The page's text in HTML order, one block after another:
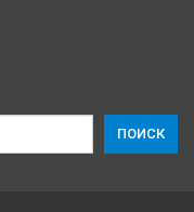
ПОИСК